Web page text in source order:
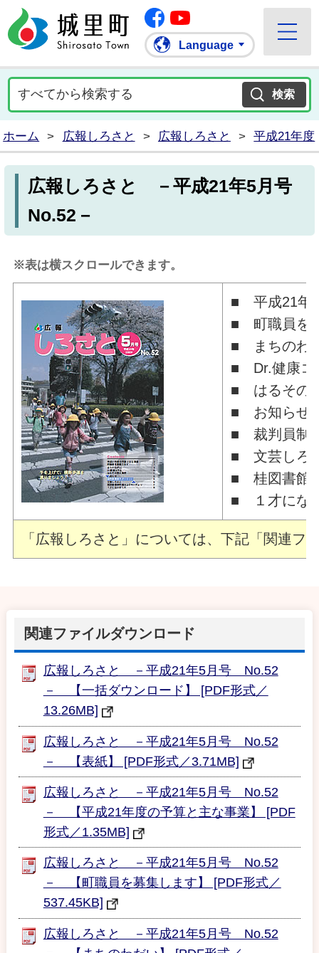
城里町ホームページ
Facebook
Language
ホーム > 広報しろさと > 広報しろさと > 平成21年度
広報しろさと －平成21年5月号
No.52－
※表は横スクロールできます。
■ 平成21年
■ 町職員を
■ まちの
■ Dr.健康
■ はるその
■ お知ら
■ 裁判員制
■ 文芸しろ
■ 桂図書館
■ １才にな
「広報しろさと」については、下記「関連
関連ファイルダウンロード
広報しろさと －平成21年5月号 No.52
－ 【一括ダウンロード】 [PDF形式／
13.26MB]
広報しろさと －平成21年5月号 No.52
－ 【表紙】 [PDF形式／3.71MB]
広報しろさと －平成21年5月号 No.52
－ 【平成21年度の予算と主な事業】 [PDF
形式／1.35MB]
広報しろさと －平成21年5月号 No.52
－ 【町職員を募集します】 [PDF形式／
537.45KB]
広報しろさと －平成21年5月号 No.52